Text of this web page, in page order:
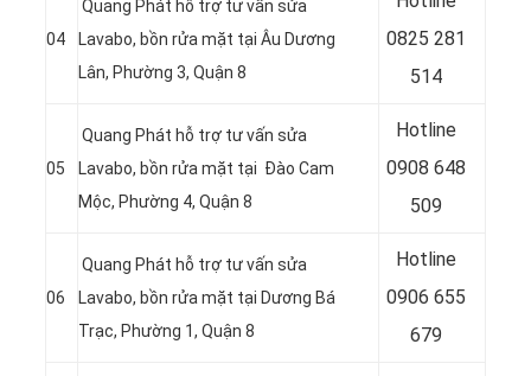
04
Quang Phát hỗ trợ tư vấn sửa
Lavabo, bồn rửa mặt tại Âu Dương
Lân, Phường 3, Quận 8
0825 281
514
05
Quang Phát hỗ trợ tư vấn sửa
Lavabo, bồn rửa mặt tại Đào Cam
Mộc, Phường 4, Quận 8
Hotline
0908 648
509
06
Quang Phát hỗ trợ tư vấn sửa
Lavabo, bồn rửa mặt tại Dương Bá
Trạc, Phường 1, Quận 8
Hotline
0906 655
679